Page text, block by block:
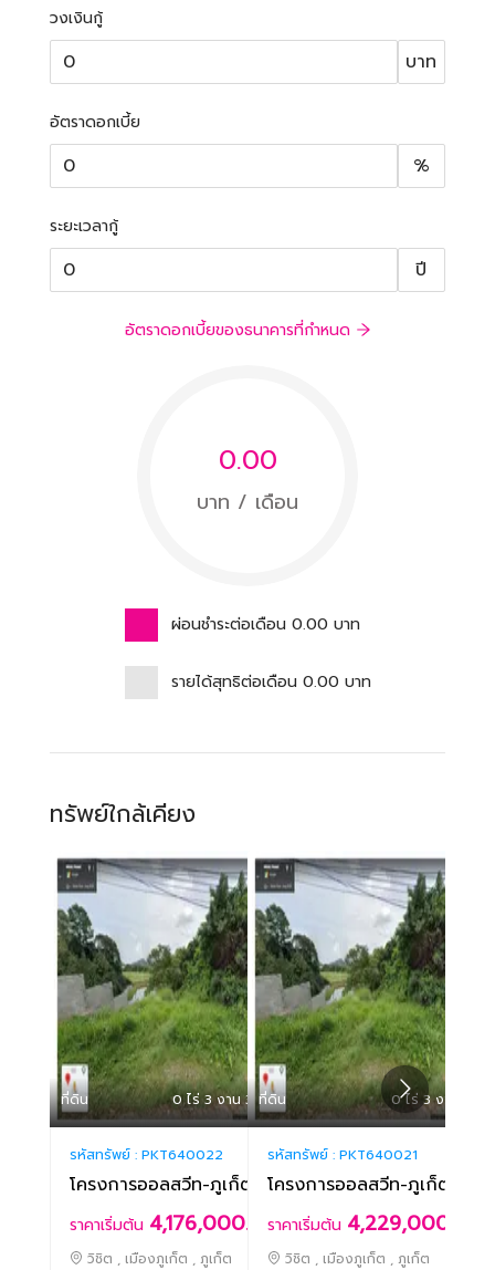
วงเงินกู้
บาท
อัตราดอกเบี้ย
%
ระยะเวลากู้
ปี
อัตราดอกเบี้ยของธนาคารที่กำหนด
0.00
บาท / เดือน
ผ่อนชำระต่อเดือน 0.00 บาท
รายได้สุทธิต่อเดือน 0.00 บาท
ทรัพย์ใกล้เคียง
ที่ดิน 0 ไร่ 3 งาน 38.90 ตร.ว
รหัสทรัพย์ : PKT640022
โครงการออลสวีท-ภูเก็ตซิตี้-พันวา
ราคาเริ่มต้น 4,176,000.-
วิชิต , เมืองภูเก็ต , ภูเก็ต
ที่ดิน 0 ไร่ 3 งาน 43
รหัสทรัพย์ : PKT640021
โครงการออลสวีท-ภูเก็ตซิตี้-
ราคาเริ่มต้น 4,229,000.-
วิชิต , เมืองภูเก็ต , ภูเก็ต